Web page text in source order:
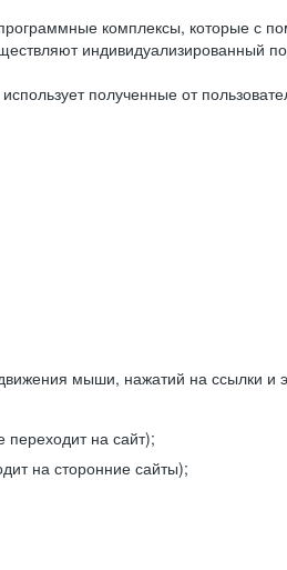
комплексы, которые с
индивидуализированный
полученные от
мыши, нажатий на ссылки и
переходит на сайт);
на сторонние сайты);